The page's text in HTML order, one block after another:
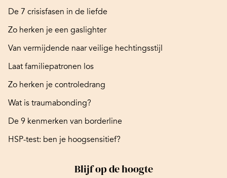
De 7 crisisfasen in de liefde
Zo herken je een gaslighter
Van vermijdende naar veilige hechtingsstijl
Laat familiepatronen los
Zo herken je controledrang
Wat is traumabonding?
De 9 kenmerken van borderline
HSP-test: ben je hoogsensitief?
Blijf op de hoogte